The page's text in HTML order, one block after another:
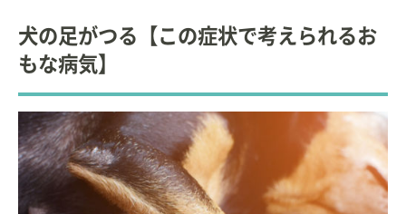
犬の足がつる【この症状で考えられるお
もな病気】